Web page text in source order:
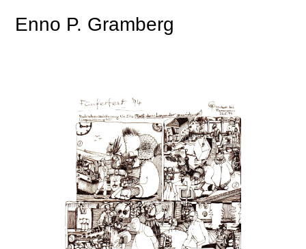
Enno P. Gramberg